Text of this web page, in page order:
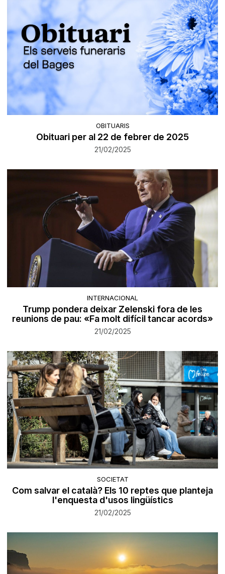
OBITUARIS
Obituari per al 22 de febrer de 2025
21/02/2025
INTERNACIONAL
Trump pondera deixar Zelenski fora de les
reunions de pau: «Fa molt difícil tancar acords»
21/02/2025
SOCIETAT
Com salvar el català? Els 10 reptes que planteja
l'enquesta d'usos lingüístics
21/02/2025